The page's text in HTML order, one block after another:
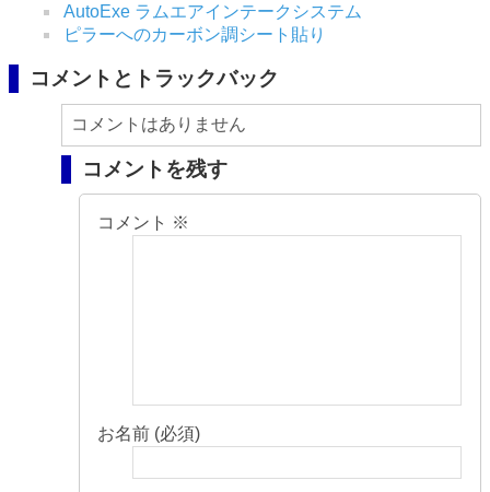
AutoExe ラムエアインテークシステム
ピラーへのカーボン調シート貼り
コメントとトラックバック
コメントはありません
コメントを残す
コメント ※
お名前 (必須)